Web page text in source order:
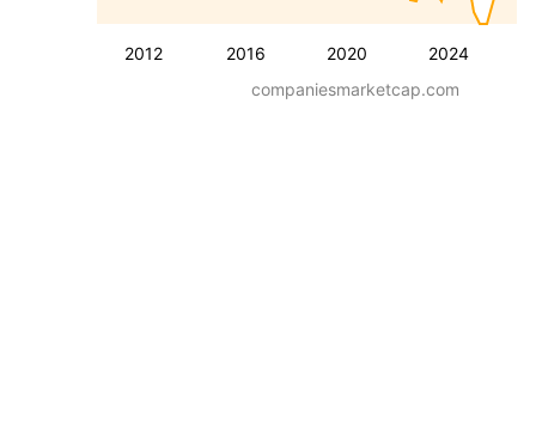
2012 2016 2020 2024
companiesmarketcap.com